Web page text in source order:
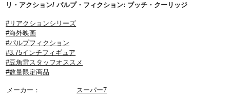
リ・アクション/ パルプ・フィクション: ブッチ・クーリッジ
#リアクションシリーズ
#海外映画
#パルプフィクション
#3.75インチフィギュア
#豆魚雷スタッフオススメ
#数量限定商品
メーカー：
スーパー7